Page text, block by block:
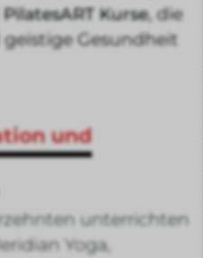
PilatesART Kurse, die
Gesundheit
und
unterrichten
Yoga,